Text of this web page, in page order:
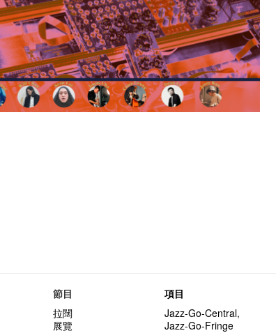
節目
拉闊
展覽
項目
Jazz-Go-Central,
Jazz-Go-Fringe